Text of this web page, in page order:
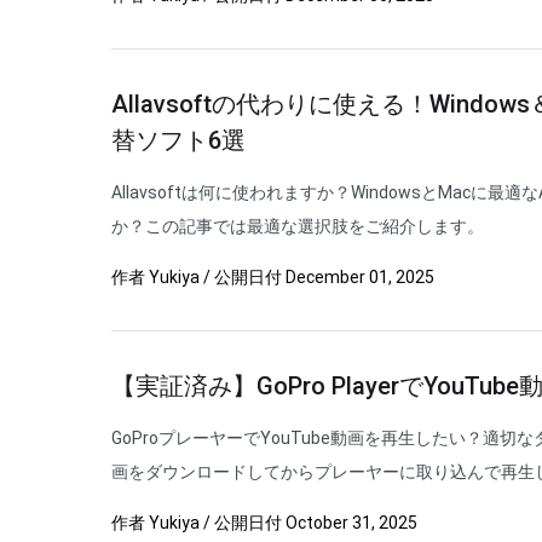
Allavsoftの代わりに使える！Windows
替ソフト6選
Allavsoftは何に使われますか？WindowsとMacに最適
か？この記事では最適な選択肢をご紹介します。
作者Yukiya /公開日付 December 01, 2025
【実証済み】GoPro PlayerでYouTube
GoProプレーヤーでYouTube動画を再生したい？適切
画をダウンロードしてからプレーヤーに取り込んで再生
作者Yukiya /公開日付October 31, 2025